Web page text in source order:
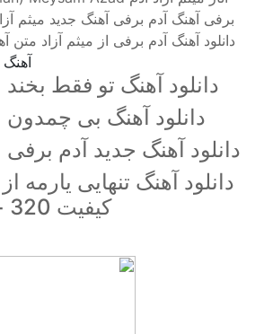
برفی آهنگ آدم برفی آهنگ جدید میثم
دانلود آهنگ آدم برفی از میثم آزاد متن
آهنگ
دانلود آهنگ تو فقط بخند
دانلود آهنگ بی‌ چمدون
دانلود آهنگ جدید آدم برفی
دانلود آهنگ تنهایی یارمه از
کیفیت 320 + متن آهنگ